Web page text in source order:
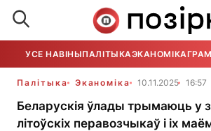
УСЕ НАВІНЫПАЛІТЫКАЭКАНОМІКА
Палітыка Эканоміка 10.11.2025 16:57
Беларускія ўлады трымаюць у
літоўскіх перавозчыкаў і іх